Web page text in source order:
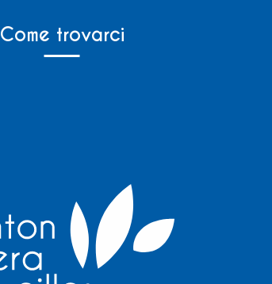
Come trovarci